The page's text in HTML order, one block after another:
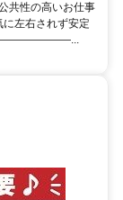
共性の高いお仕事
左右されず安定
―――――――...